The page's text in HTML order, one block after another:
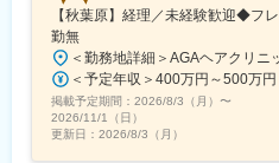
【秋葉原】経理／未経験歓迎◆フ
勤無
掲載予定期間： 2026/8/3（月） 〜
2026/11/1（日）
更新日： 2026/8/3（月）